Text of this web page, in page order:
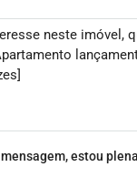
estou